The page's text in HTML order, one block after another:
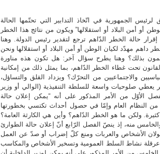
2014 إذ يعطي الحق لرئيس الجمهورية في اتّخاذ التدابير التي تحتّمها الحالة
أو أمن البلاد أو استقلالها” ويكون من نتائج هذا الخطر
حالة الخطر الدّاهم ترجع لتقدير رئيس الدولة. وهنا
مهدّد لكيان الوطن أو أمن البلاد أو استقلالها ونحن
بذلك؟ وهنا يطرح سؤال آخر: هل تكون هذه مناورة
تحت غطاء الخطر الدّاهم، بما يمثل ذلك من إمكانية
والاجتماعيين من التحرّك؟ ويزداد القلق والتساؤل،
الأمر عدد 50 لسنة 1978 الآنف الذكر يعطي صلوحيات واسعة للسلطة التنفيذية (الوالي أو وزير
الأوّل من الأمر المذكور على أنه “يمكن إعلان حالة
النظام العام وإمّا في حصول أحداث تكتسي بخطورتها
ولكن ما هو الخطر الدّاهم؟ وأين هي الكارثة العامة؟
منه، إذ ينصّ الفصل الرّابع أنّ إعلان حالة الطوارئ
الأشخاص والعربات ومنع كلّ إضراب أو صدّ عن العمل
نشاط السلط العمومية وتسخير الأشخاص والمكاسب